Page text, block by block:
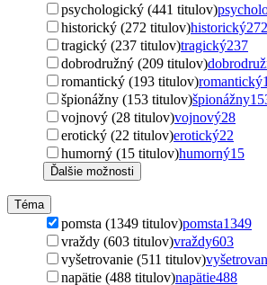
psychologický (441 titulov)
historický (272 titulov)historický272
tragický (237 titulov)tragický237
dobrodružný (209 titulov)
romantický (193 titulov)romantický
špionážny (153 titulov)špionážny
vojnový (28 titulov)vojnový28
erotický (22 titulov)erotický22
humorný (15 titulov)humorný15
Ďalšie možnosti
Téma
pomsta (1349 titulov)pomsta1349
vraždy (603 titulov)vraždy603
vyšetrovanie (511 titulov)
napätie (488 titulov)napätie488